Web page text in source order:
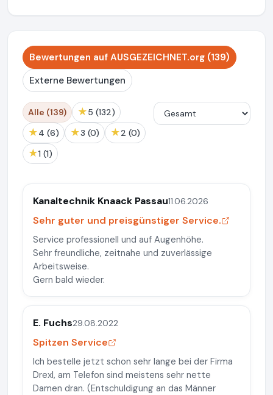
Bewertungen auf AUSGEZEICHNET.org (139)
Externe Bewertungen
Alle (139) ★ 5 (132)
★ 4 (6) ★ 3 (0) ★ 2 (0)
★ 1 (1)
Kanaltechnik Knaack Passau11.06.2026
Sehr guter und preisgünstiger Service.
Service professionell und auf Augenhöhe.
Sehr freundliche, zeitnahe und zuverlässige
Arbeitsweise.
Gern bald wieder.
E. Fuchs29.08.2022
Spitzen Service
Ich bestelle jetzt schon sehr lange bei der Firma
Drexl, am Telefon sind meistens sehr nette
Damen dran. (Entschuldigung an das Männer